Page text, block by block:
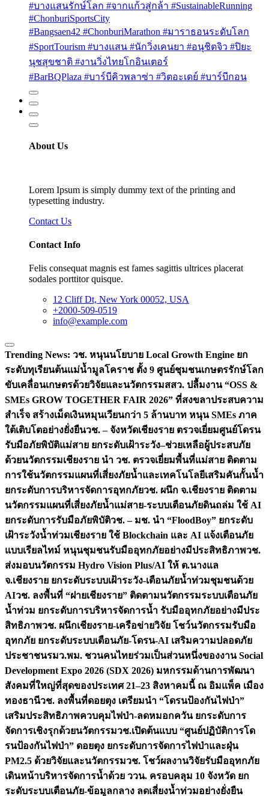
#บางแสนรักษ์โลก #จากแก้วสู่กล้า #SustainableRunning
#ChonburiSportsCity
#Bangsaen42 #ChonburiMarathon #มาราธอนระดับโลก
#SportTourism #บางแสน #นักวิ่งเคนยา #อนุชิตจิว #ปิยะ
นุชสุขชาติ #งานวิ่งไทยโกอินเตอร์
#BarBQPlaza #บาร์บีคิวพลาซ่า #วิตอะเดย์ #บาร์บีกอน
About Us
Lorem Ipsum is simply dummy text of the printing and
typesetting industry.
Contact Us
Contact Info
Felis consequat magnis est fames sagittis ultrices placerat
sodales porttitor quisque.
12 Cliff Dt, New York 00052, USA
+2000-509-0519
info@example.com
Trending News: วช. หนุนนโยบาย Local Growth Engine ยก
ระดับทุเรียนต้นแม่น้ำมูลโคราช ตั้ง 9 ศูนย์ชุมชนเกษตรรักษ์โลก
ขับเคลื่อนเกษตรด้วยวิจัยและนวัตกรรมสสว. ปลื้มงาน “OSS &
SMEs GROW TOGETHER FAIR 2026” ที่สงขลาประสบความ
สำเร็จ สร้างเม็ดเงินหมุนเวียนกว่า 5 ล้านบาท หนุน SMEs ภาค
ใต้เติบโตอย่างยั่งยืนวช. – จังหวัดเชียงราย ตรวจเยี่ยมศูนย์โดรน
รับมือภัยพิบัติแม่สาย ยกระดับเฝ้าระวัง–ช่วยเหลือผู้ประสบภัย
ด้วยนวัตกรรมเชียงราย นำ วช. ตรวจเยี่ยมพื้นที่แม่สาย ติดตาม
การใช้นวัตกรรมแผนที่เสี่ยงภัยน้ำและเทคโนโลยีเสริมคันกั้นน้ำ
ยกระดับการบริหารจัดการอุทกภัยวช. ผนึก จ.เชียงราย ติดตาม
นวัตกรรมแผนที่เสี่ยงภัยน้ำแม่สาย-ระบบเตือนภัยดินถล่ม ใช้ AI
ยกระดับการรับมือภัยพิบัติวช. – มช. นำ “FloodBoy” ยกระดับ
เฝ้าระวังน้ำท่วมเชียงราย ใช้ Blockchain และ AI แจ้งเตือนภัย
แบบเรียลไทม์ หนุนชุมชนรับมืออุทกภัยอย่างมีประสิทธิภาพวช.
ส่งมอบนวัตกรรม Hydro Vision Plus/AI ให้ ต.นางแล
จ.เชียงราย ยกระดับระบบเฝ้าระวัง-เตือนภัยน้ำท่วมชุมชนด้วย
AIวช. ลงพื้นที่ “ฝายเชียงราย” ติดตามนวัตกรรมระบบเตือนภัย
น้ำท่วม ยกระดับการบริหารจัดการน้ำ รับมืออุทกภัยอย่างมีประ
สิทธิภาพวช. ผนึกเชียงราย-เครือข่ายวิจัย โชว์นวัตกรรมรับมือ
อุทกภัย ยกระดับระบบเตือนภัย-โดรน-AI เสริมความปลอดภัย
ประชาชนรมว.พม. ชวนคนไทยร่วมเป็นส่วนหนึ่งของงาน Social
Development Expo 2026 (SDX 2026) มหกรรมด้านการพัฒนา
สังคมที่ใหญ่ที่สุดของประเทศ 21–23 สิงหาคมนี้ ณ อิมแพ็ค เมือง
ทองธานีวช. ลงพื้นที่ดอยตุง เตรียมนำ “โดรนป้องกันไฟป่า”
เสริมประสิทธิภาพควบคุมไฟป่า-ลดหมอกควัน ยกระดับการ
จัดการเชิงรุกด้วยนวัตกรรมวช.เปิดต้นแบบ “ศูนย์ปฏิบัติการโด
รนป้องกันไฟป่า” ดอยตุง ยกระดับการจัดการไฟป่าและฝุ่น
PM2.5 ด้วยวิจัยและนวัตกรรมวช. โชว์ผลงานวิจัยรับมืออุทกภัย
เดินหน้าบริหารจัดการน้ำด้วย ววน. ครอบคลุม 10 จังหวัด ยก
ระดับระบบเตือนภัย-ข้อมูลกลาง ลดเสี่ยงน้ำท่วมอย่างยั่งยืน